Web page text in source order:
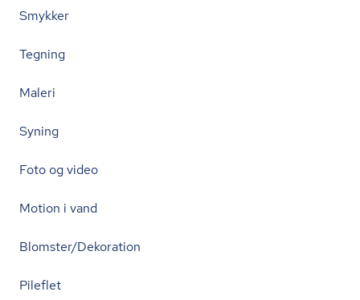
Smykker
Tegning
Maleri
Syning
Foto og video
Motion i vand
Blomster/Dekoration
Pileflet